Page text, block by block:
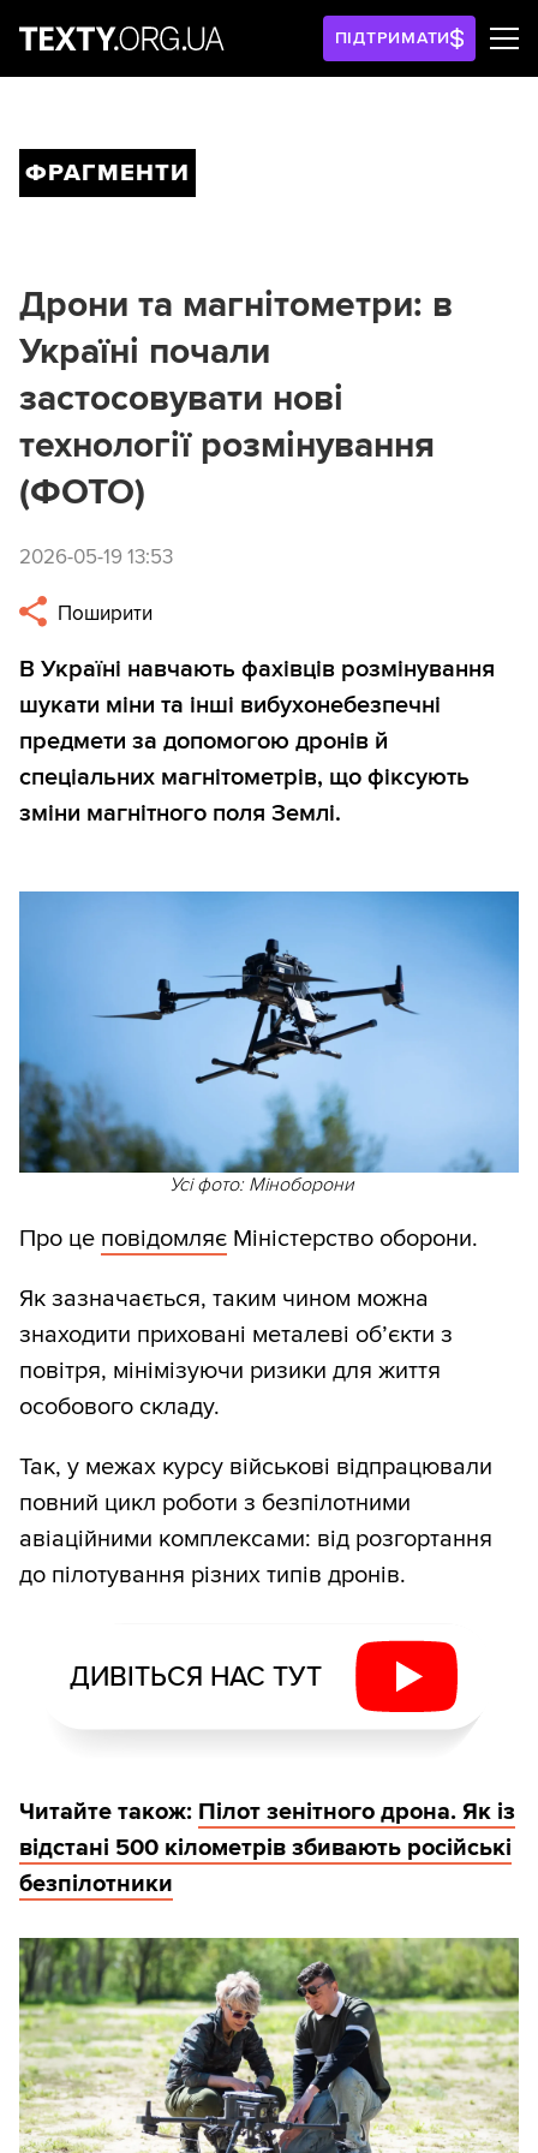
ПІДТРИМАТИ
ФРАГМЕНТИ
Дрони та магнітометри: в
Україні почали
застосовувати нові
технології розмінування
(ФОТО)
2026-05-19 13:53
Поширити
В Україні навчають фахівців розмінування
шукати міни та інші вибухонебезпечні
предмети за допомогою дронів й
спеціальних магнітометрів, що фіксують
зміни магнітного поля Землі.
Усі фото: Міноборони
Про це повідомляє Міністерство оборони.
Як зазначається, таким чином можна
знаходити приховані металеві об’єкти з
повітря, мінімізуючи ризики для життя
особового складу.
Так, у межах курсу військові відпрацювали
повний цикл роботи з безпілотними
авіаційними комплексами: від розгортання
до пілотування різних типів дронів.
ДИВІТЬСЯ НАС ТУТ
Читайте також: Пілот зенітного дрона. Як із
відстані 500 кілометрів збивають російські
безпілотники